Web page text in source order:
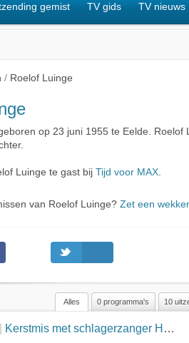
gemist TV gids TV nieuws
/ Roelof Luinge
op 23 juni 1955 te Eelde. Roelof
Luinge te gast bij Tijd voor MAX
van Roelof Luinge? Zet een wekker
Alles 0 programma's 10
Kerstmis met schlagerzanger Heino